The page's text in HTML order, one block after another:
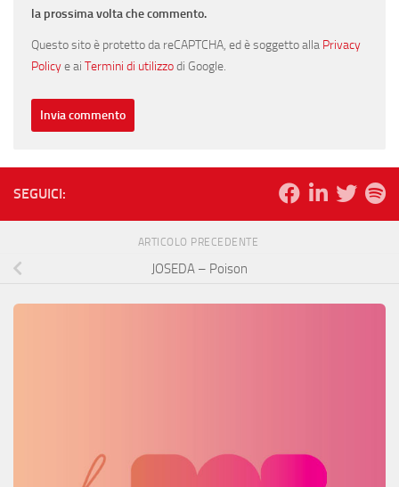
la prossima volta che commento.
Questo sito è protetto da reCAPTCHA, ed è soggetto alla Privacy
Policye ai Termini di utilizzodi Google.
SEGUICI:
ARTICOLO PRECEDENTE
JOSEDA – Poison